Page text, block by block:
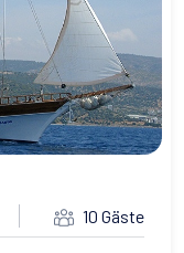
10 Gäste